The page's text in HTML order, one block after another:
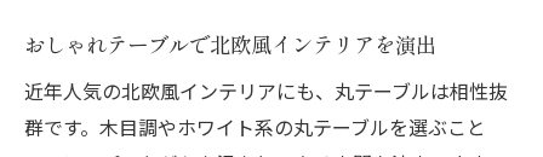
おしゃれテーブルで北欧風インテリアを演出
近年人気の北欧風インテリアにも、丸テーブルは相性抜
群です。木目調やホワイト系の丸テーブルを選ぶこと